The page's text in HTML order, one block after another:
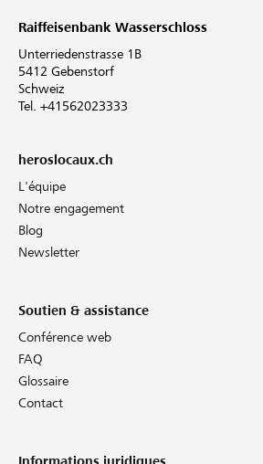
Raiffeisenbank Wasserschloss
Unterriedenstrasse 1B
5412 Gebenstorf
Schweiz
Tel. +41562023333
heroslocaux.ch
L'équipe
Notre engagement
Blog
Newsletter
Soutien & assistance
Conférence web
FAQ
Glossaire
Contact
Informations juridiques